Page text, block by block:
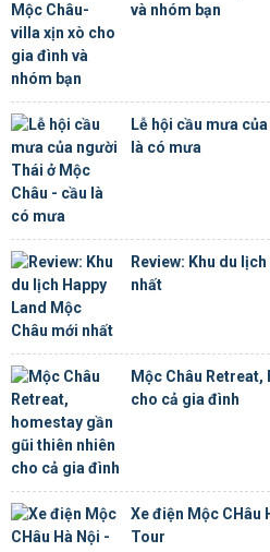
và nhóm bạn
Lễ hội cầu mưa
là có mưa
Review: Khu du
nhất
Mộc Châu
cho cả gia đình
Xe điện Mộc CHâu
Tour